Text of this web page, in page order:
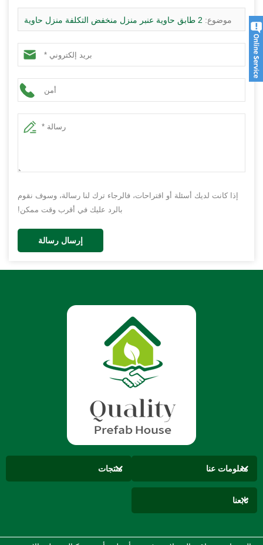
موضوع: 2 طابق حاوية عنبر منزل منخفض التكلفة منزل حاوية
الجاهزة بيع الساخنة في جنوب أفريقيا
إذا كانت لديك أسئلة أو اقتراحات، فالرجاء ترك لنا رسالة، وسوف نقوم
بالرد عليك في أقرب وقت ممكن!
إرسال رسالة
معلومات عنا منتجات
تابعنا